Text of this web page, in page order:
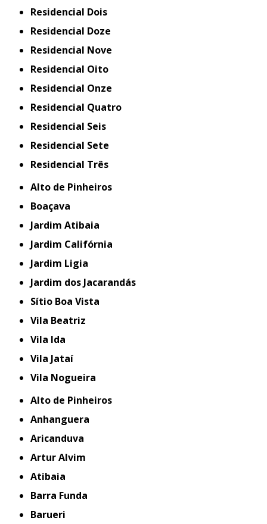
Residencial Dois
Residencial Doze
Residencial Nove
Residencial Oito
Residencial Onze
Residencial Quatro
Residencial Seis
Residencial Sete
Residencial Três
Alto de Pinheiros
Boaçava
Jardim Atibaia
Jardim Califórnia
Jardim Ligia
Jardim dos Jacarandás
Sítio Boa Vista
Vila Beatriz
Vila Ida
Vila Jataí
Vila Nogueira
Alto de Pinheiros
Anhanguera
Aricanduva
Artur Alvim
Atibaia
Barra Funda
Barueri